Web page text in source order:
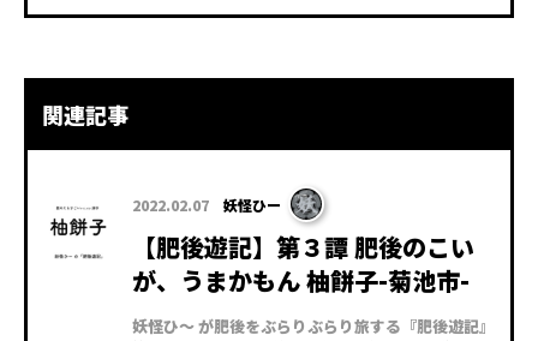
関連記事
2022.02.07 妖怪ひー
【肥後遊記】第３譚 肥後のこい
が、うまかもん 柚餅子-菊池市-
妖怪ひ～ が肥後をぶらりぶらり旅する『肥後遊記』